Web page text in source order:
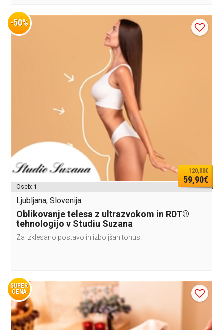
-50%
120,00€
59,90€
Oseb: 1
Ljubljana, Slovenija
Oblikovanje telesa z ultrazvokom in RDT®
tehnologijo v Studiu Suzana
Za izklesano postavo in izboljšan tonus!
SUPER
CENA